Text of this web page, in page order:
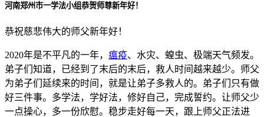
河南郑州市一学法小组恭贺师尊新年好！
恭祝慈悲伟大的师父新年好！
2020年是不平凡的一年， 瘟疫、水灾、蝗虫、极端天气频发。
弟子们知道，已经到了末后的末后，救人时间越来越少。师父
为弟子们延续来的时间，就是让弟子多救人的。弟子们只有做
好三件事。多学法，学好法，修好自己，完成誓约。让师父少
一点操心，多一份欣慰。稳步走好每一天，跟上师父正法进